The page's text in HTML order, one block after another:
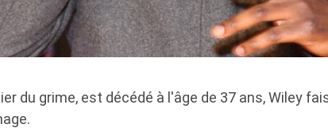
du grime, est décédé à l'âge de 37 ans, Wiley